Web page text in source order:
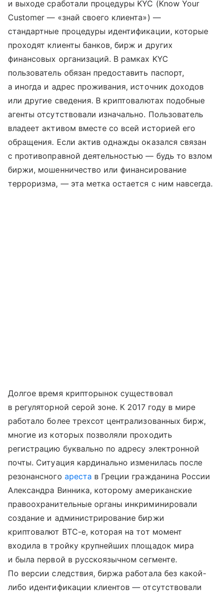
и выходе сработали процедуры KYC (Know Your
Customer — «знай своего клиента») —
стандартные процедуры идентификации, которые
проходят клиенты банков, бирж и других
финансовых организаций. В рамках KYC
пользователь обязан предоставить паспорт,
а иногда и адрес проживания, источник доходов
или другие сведения. В криптовалютах подобные
агенты отсутствовали изначально. Пользователь
владеет активом вместе со всей историей его
обращения. Если актив однажды оказался связан
с противоправной деятельностью — будь то взлом
биржи, мошенничество или финансирование
терроризма, — эта метка остается с ним навсегда.
Долгое время крипторынок существовал
в регуляторной серой зоне. К 2017 году в мире
работало более трехсот централизованных бирж,
многие из которых позволяли проходить
регистрацию буквально по адресу электронной
почты. Ситуация кардинально изменилась после
резонансного ареста в Греции гражданина России
Александра Винника, которому американские
правоохранительные органы инкриминировали
создание и администрирование биржи
криптовалют BTC-e, которая на тот момент
входила в тройку крупнейших площадок мира
и была первой в русскоязычном сегменте.
По версии следствия, биржа работала без какой-
либо идентификации клиентов — отсутствовали